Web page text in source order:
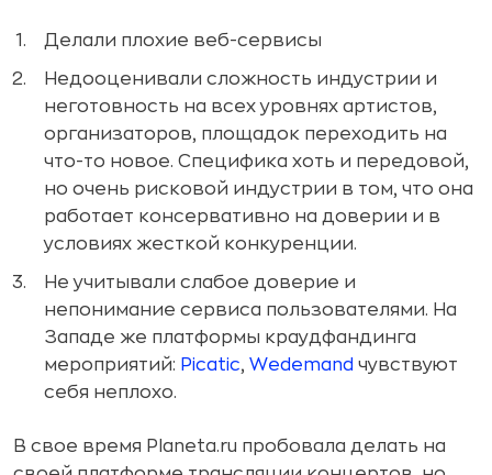
Делали плохие веб-сервисы
Недооценивали сложность индустрии и
неготовность на всех уровнях артистов,
организаторов, площадок переходить на
что-то новое. Специфика хоть и передовой,
но очень рисковой индустрии в том, что она
работает консервативно на доверии и в
условиях жесткой конкуренции.
Не учитывали слабое доверие и
непонимание сервиса пользователями. На
Западе же платформы краудфандинга
мероприятий: Picatic, Wedemand чувствуют
себя неплохо.
В свое время Planeta.ru пробовала делать на